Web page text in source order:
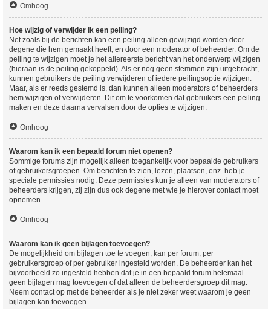
Omhoog
Hoe wijzig of verwijder ik een peiling?
Net zoals bij de berichten kan een peiling alleen gewijzigd worden door
degene die hem gemaakt heeft, en door een moderator of beheerder. Om de
peiling te wijzigen moet je het allereerste bericht van het onderwerp wijzigen
(hieraan is de peiling gekoppeld). Als er nog geen stemmen zijn uitgebracht,
kunnen gebruikers de peiling verwijderen of iedere peilingsoptie wijzigen.
Maar, als er reeds gestemd is, dan kunnen alleen moderators of beheerders
hem wijzigen of verwijderen. Dit om te voorkomen dat gebruikers een peiling
maken en deze daarna vervalsen door de opties te wijzigen.
Omhoog
Waarom kan ik een bepaald forum niet openen?
Sommige forums zijn mogelijk alleen toegankelijk voor bepaalde gebruikers
of gebruikersgroepen. Om berichten te zien, lezen, plaatsen, enz. heb je
speciale permissies nodig. Deze permissies kun je alleen van moderators of
beheerders krijgen, zij zijn dus ook degene met wie je hierover contact moet
opnemen.
Omhoog
Waarom kan ik geen bijlagen toevoegen?
De mogelijkheid om bijlagen toe te voegen, kan per forum, per
gebruikersgroep of per gebruiker ingesteld worden. De beheerder kan het
bijvoorbeeld zo ingesteld hebben dat je in een bepaald forum helemaal
geen bijlagen mag toevoegen of dat alleen de beheerdersgroep dit mag.
Neem contact op met de beheerder als je niet zeker weet waarom je geen
bijlagen kan toevoegen.